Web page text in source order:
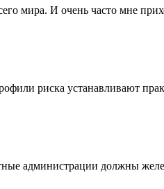
мира. И очень часто мне
риска устанавливают
администрации должны